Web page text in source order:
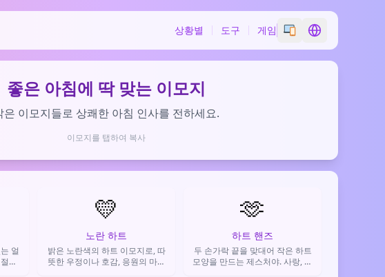
상황별 도구 게임 Switch emoji style
Switch language
좋은 아침에 딱 맞는 이모지
은 이모지들로 상쾌한 아침 인사를 전하세요.
이모지를 탭하여 복사
얼
한
💛
노란 하트
밝은 노란색의 하트 이모지로, 따
뜻한 우정이나 호감, 응원의 마음
🫶
하트 핸즈
두 손가락 끝을 맞대어 작은 하트
모양을 만드는 제스처야. 사랑, 감